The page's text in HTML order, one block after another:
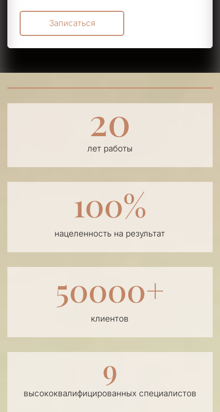
Записаться
20
лет работы
100%
нацеленность на результат
50000+
клиентов
9
высококвалифицированных специалистов